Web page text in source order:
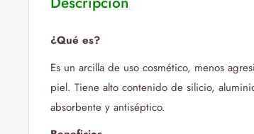
¿Qué es?
Es un arcilla de uso cosmético, menos
piel. Tiene alto contenido de silicio,
absorbente y antiséptico.